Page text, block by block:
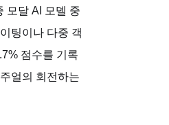
모달 AI 모델 중
팅이나 다중 객
점수를 기록
얼의 회전하는